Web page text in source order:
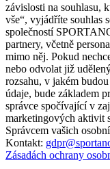
závislosti na souhlasu,
vše“, vyjádříte souhlas
společností
partnery, včetně
mimo něj. Pokud
nebo odvolat již
rozsahu, v jakém
údaje, bude základem
správce spočívající v
marketingových aktivit
Správcem vašich
Kontakt:
Zásadách ochrany